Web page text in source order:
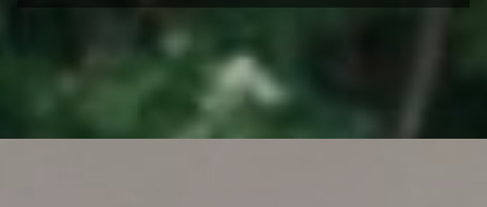
ÜBERSICHT